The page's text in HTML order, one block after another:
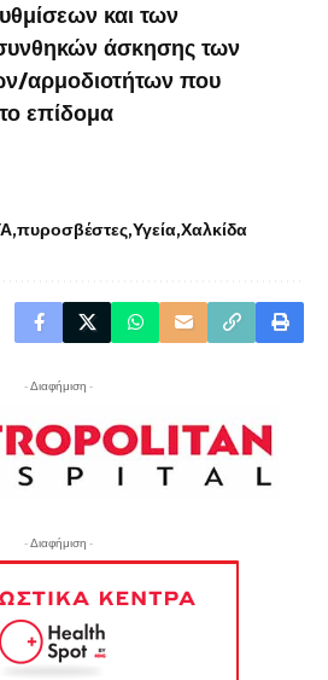
και των
άσκησης των
αρμοδιοτήτων που
επίδομα
πυροσβέστες Υγεία Χαλκίδα
- Διαφήμιση -
- Διαφήμιση -